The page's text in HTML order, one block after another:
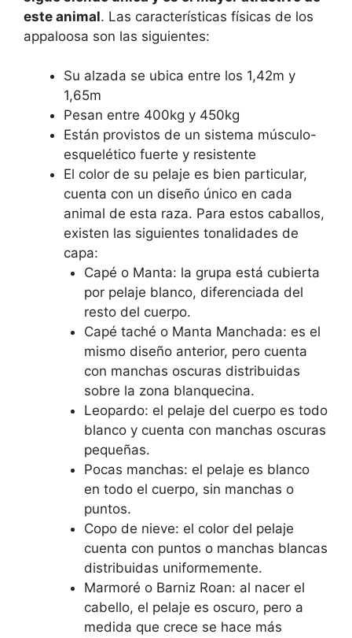
este animal. Las características físicas de los
appaloosa son las siguientes:
Su alzada se ubica entre los 1,42m y
1,65m
Pesan entre 400kg y 450kg
Están provistos de un sistema músculo-
esquelético fuerte y resistente
El color de su pelaje es bien particular,
cuenta con un diseño único en cada
animal de esta raza. Para estos caballos,
existen las siguientes tonalidades de
capa:
Capé o Manta: la grupa está cubierta
por pelaje blanco, diferenciada del
resto del cuerpo.
Capé taché o Manta Manchada: es el
mismo diseño anterior, pero cuenta
con manchas oscuras distribuidas
sobre la zona blanquecina.
Leopardo: el pelaje del cuerpo es todo
blanco y cuenta con manchas oscuras
pequeñas.
Pocas manchas: el pelaje es blanco
en todo el cuerpo, sin manchas o
puntos.
Copo de nieve: el color del pelaje
cuenta con puntos o manchas blancas
distribuidas uniformemente.
Marmoré o Barniz Roan: al nacer el
cabello, el pelaje es oscuro, pero a
medida que crece se hace más